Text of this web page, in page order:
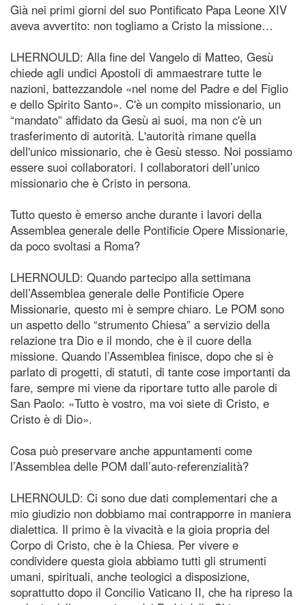
Già nei primi giorni del suo Pontificato Papa Leone XIV
aveva avvertito: non togliamo a Cristo la missione…
LHERNOULD: Alla fine del Vangelo di Matteo, Gesù
chiede agli undici Apostoli di ammaestrare tutte le
nazioni, battezzandole «nel nome del Padre e del Figlio
e dello Spirito Santo». C'è un compito missionario, un
“mandato” affidato da Gesù ai suoi, ma non c'è un
trasferimento di autorità. L'autorità rimane quella
dell'unico missionario, che è Gesù stesso. Noi possiamo
essere suoi collaboratori. I collaboratori dell’unico
missionario che è Cristo in persona.
Tutto questo è emerso anche durante i lavori della
Assemblea generale delle Pontificie Opere Missionarie,
da poco svoltasi a Roma?
LHERNOULD: Quando partecipo alla settimana
dell’Assemblea generale delle Pontificie Opere
Missionarie, questo mi è sempre chiaro. Le POM sono
un aspetto dello “strumento Chiesa” a servizio della
relazione tra Dio e il mondo, che è il cuore della
missione. Quando l’Assemblea finisce, dopo che si è
parlato di progetti, di statuti, di tante cose importanti da
fare, sempre mi viene da riportare tutto alle parole di
San Paolo: «Tutto è vostro, ma voi siete di Cristo, e
Cristo è di Dio».
Cosa può preservare anche appuntamenti come
l’Assemblea delle POM dall’auto-referenzialità?
LHERNOULD: Ci sono due dati complementari che a
mio giudizio non dobbiamo mai contrapporre in maniera
dialettica. Il primo è la vivacità e la gioia propria del
Corpo di Cristo, che è la Chiesa. Per vivere e
condividere questa gioia abbiamo tutti gli strumenti
umani, spirituali, anche teologici a disposizione,
soprattutto dopo il Concilio Vaticano II, che ha ripreso la